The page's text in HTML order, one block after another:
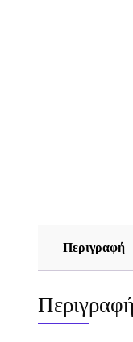
Περιγραφή
Περιγραφή